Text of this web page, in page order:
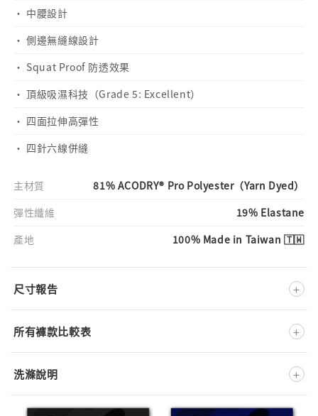
· 中腰設計
· 側邊無縫線設計
· Squat Proof 防透效果
· 頂級吸濕科技（Grade 5: Excellent）
· 四面拉伸高彈性
· 四針六線併縫
主材質
81% ACODRY® Pro Polyester（Yarn Dyed）
彈性纖維
19% Elastane
產地
100% Made in Taiwan 🇹🇼
尺寸報告 +
所有褲款比較表 +
洗滌說明 +
反面放入洗衣袋洗滌
不可漂白